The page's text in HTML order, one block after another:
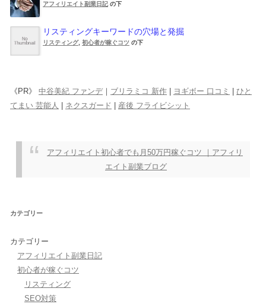
アフィリエイト副業日記 の下
リスティングキーワードの穴場と発掘
リスティング, 初心者が稼ぐコツ の下
《PR》 中谷美紀 ファンデ｜ ブリラミコ 新作 ヨギボー 口コミ
ひと
てまい 芸能人
ネクスガード 産後 フライビシット
アフィリエイト初心者でも月50万円稼ぐコツ ｜アフィリ
エイト副業ブログ
カテゴリー
カテゴリー
アフィリエイト副業日記
初心者が稼ぐコツ
リスティング
SEO対策